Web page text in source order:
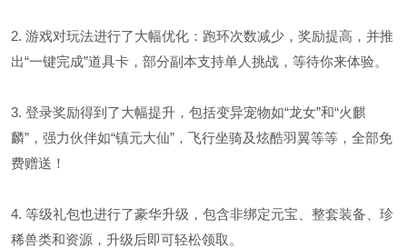
2. 游戏对玩法进行了大幅优化：跑环次数减少，奖励提高，并推
出“一键完成”道具卡，部分副本支持单人挑战，等待你来体验。
3. 登录奖励得到了大幅提升，包括变异宠物如“龙女”和“火麒
麟”，强力伙伴如“镇元大仙”，飞行坐骑及炫酷羽翼等等，全部免
费赠送！
4. 等级礼包也进行了豪华升级，包含非绑定元宝、整套装备、珍
稀兽类和资源，升级后即可轻松领取。